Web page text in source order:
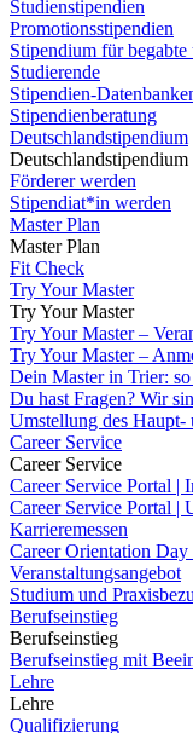
Studienstipendien
Promotionsstipendien
Stipendium für begabte
Studierende
Stipendien-
Stipendienberatung
Deutschlandstipendium
Deutschlandstipendium
Förderer werden
Stipendiat*in werden
Master Plan
Master Plan
Fit Check
Try Your Master
Try Your Master
Try Your Master –
Try Your Master –
Dein Master in Trier: so
Du hast Fragen? Wir
Umstellung des Haupt-
Career Service
Career Service
Career Service Portal |
Career Service Portal |
Karrieremessen
Career Orientation Day
Veranstaltungsangebot
Studium und
Berufseinstieg
Berufseinstieg
Berufseinstieg mit
Lehre
Lehre
Qualifizierung